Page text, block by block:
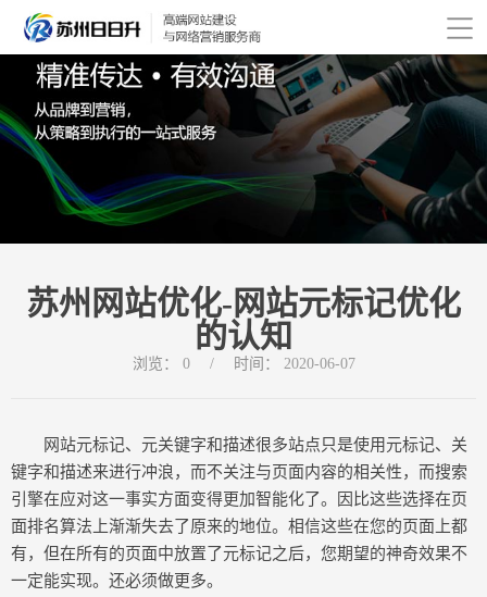
苏州网站优化-网站元标记优化
的认知
浏览： 0 / 时间： 2020-06-07
网站元标记、元关键字和描述很多站点只是使用元标记、关
键字和描述来进行冲浪，而不关注与页面内容的相关性，而搜索
引擎在应对这一事实方面变得更加智能化了。因比这些选择在页
面排名算法上渐渐失去了原来的地位。相信这些在您的页面上都
有，但在所有的页面中放置了元标记之后，您期望的神奇效果不
一定能实现。还必须做更多。